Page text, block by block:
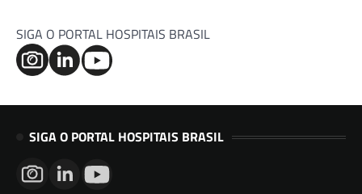
SIGA O PORTAL HOSPITAIS BRASIL
SIGA O PORTAL HOSPITAIS BRASIL